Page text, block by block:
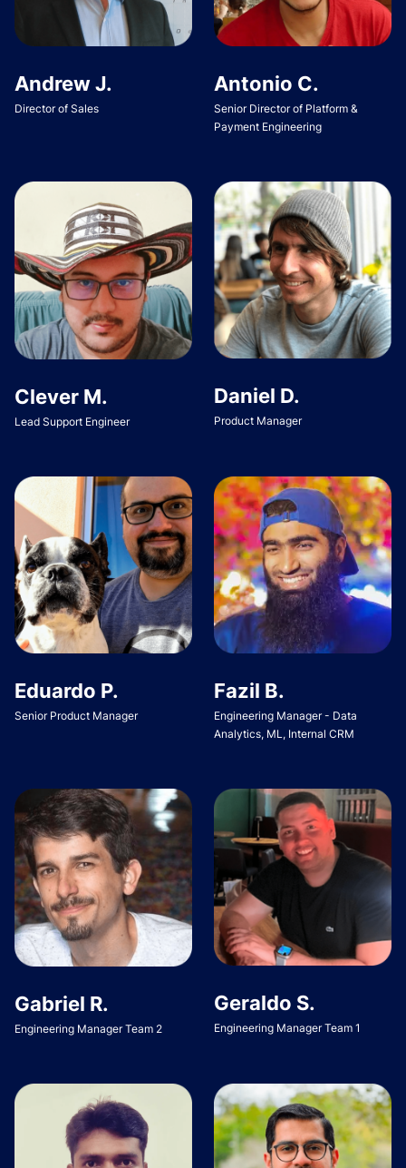
Andrew J.
Director of Sales
Antonio C.
Senior Director of Platform &
Payment Engineering
Clever M.
Lead Support Engineer
Daniel D.
Product Manager
Eduardo P.
Senior Product Manager
Fazil B.
Engineering Manager - Data
Analytics, ML, Internal CRM
Gabriel R.
Engineering Manager Team 2
Geraldo S.
Engineering Manager Team 1